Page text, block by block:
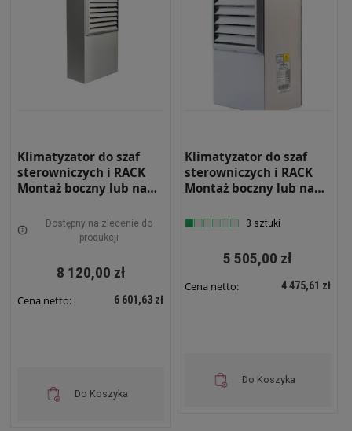
Klimatyzator do szaf
sterowniczych i RACK
Montaż boczny lub na
chłodnicza 2000W
Zewnętrzny RS-KLM-
Dostępny na zlecenie do
produkcji
8 120,00 zł
Cena netto: 6 601,63 zł
Do Koszyka
Klimatyzator do szaf
sterowniczych i RACK
Montaż boczny lub na
chłodnicza 790W
3 sztuki
5 505,00 zł
Cena netto: 4 475,61 zł
Do Koszyka